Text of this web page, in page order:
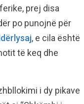
prej disa
po punojnë për
, e cila është
të keq dhe
i dy pikave